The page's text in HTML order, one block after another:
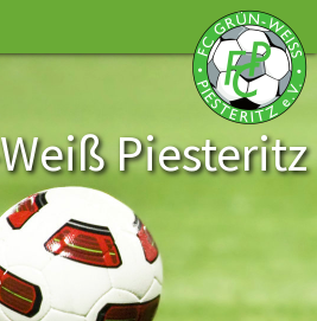
Piesteritz